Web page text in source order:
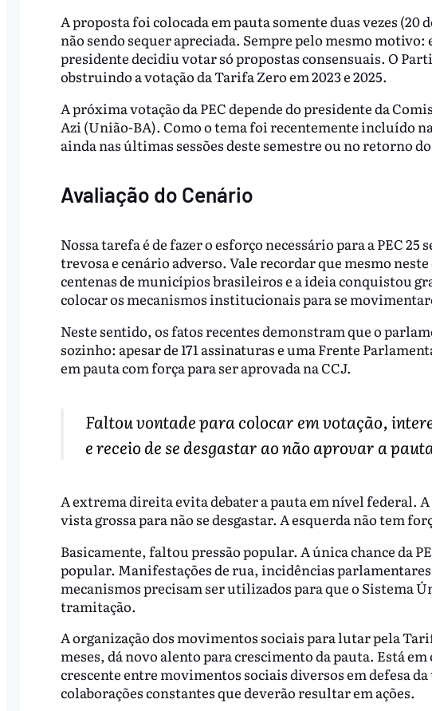
A proposta foi colocada em pauta somente duas vezes (20
não sendo sequer apreciada. Sempre pelo mesmo motivo:
presidente decidiu votar só propostas consensuais. O
obstruindo a votação da Tarifa Zero em 2023 e 2025.
A próxima votação da PEC depende do presidente da
Azi (União-BA). Como o tema foi recentemente incluído
ainda nas últimas sessões deste semestre ou no retorno
Avaliação do Cenário
Nossa tarefa é de fazer o esforço necessário para a PEC
trevosa e cenário adverso. Vale recordar que mesmo
centenas de municípios brasileiros e a ideia conquistou
colocar os mecanismos institucionais para se
Neste sentido, os fatos recentes demonstram que o
sozinho: apesar de 171 assinaturas e uma Frente
em pauta com força para ser aprovada na CCJ.
Faltou vontade para colocar em votação,
e receio de se desgastar ao não aprovar a
A extrema direita evita debater a pauta em nível federal.
vista grossa para não se desgastar. A esquerda não tem
Basicamente, faltou pressão popular. A única chance da
popular. Manifestações de rua, incidências
mecanismos precisam ser utilizados para que o Sistema
tramitação.
A organização dos movimentos sociais para lutar pela
meses, dá novo alento para crescimento da pauta. Está
crescente entre movimentos sociais diversos em defesa
colaborações constantes que deverão resultar em ações.